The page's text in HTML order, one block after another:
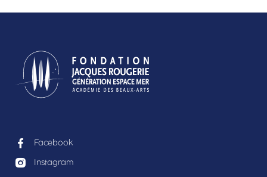
Facebook
Instagram